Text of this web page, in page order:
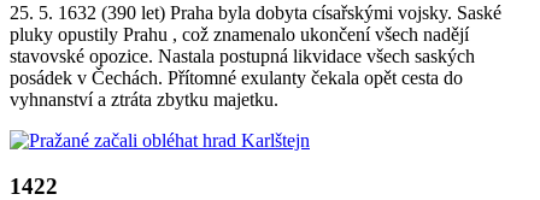
25. 5. 1632 (390 let) Praha byla dobyta císařskými vojsky. Saské
pluky opustily Prahu , což znamenalo ukončení všech nadějí
stavovské opozice. Nastala postupná likvidace všech saských
posádek v Čechách. Přítomné exulanty čekala opět cesta do
vyhnanství a ztráta zbytku majetku.
1422